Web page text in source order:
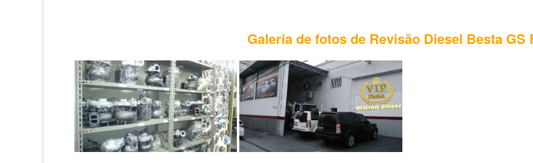
Galeria de fotos de Revisão Diesel Besta GS